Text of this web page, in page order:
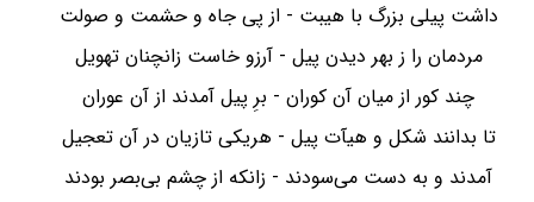
داشت پیلی بزرگ با هیبت - از پی جاه و حشمت و صولت
مردمان را ز بهر دیدن پیل - آرزو خاست زانچنان تهویل
چند کور از میان آن کوران - برِ پیل آمدند از آن عوران
تا بدانند شکل و هیآت پیل - هریکی تازیان در آن تعجیل
آمدند و به دست می‌سودند - زانکه از چشم بی‌بصر بودند